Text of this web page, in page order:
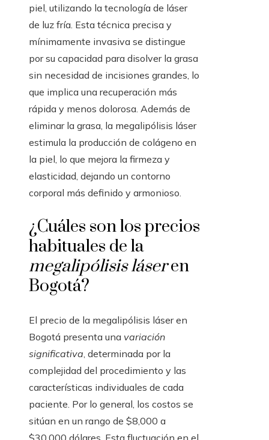
piel, utilizando la tecnología de láser
de luz fría. Esta técnica precisa y
mínimamente invasiva se distingue
por su capacidad para disolver la grasa
sin necesidad de incisiones grandes, lo
que implica una recuperación más
rápida y menos dolorosa. Además de
eliminar la grasa, la megalipólisis láser
estimula la producción de colágeno en
la piel, lo que mejora la firmeza y
elasticidad, dejando un contorno
corporal más definido y armonioso.
¿Cuáles son los precios
habituales de la
megalipólisis láseren
Bogotá?
El precio de la megalipólisis láser en
Bogotá presenta una variación
significativa, determinada por la
complejidad del procedimiento y las
características individuales de cada
paciente. Por lo general, los costos se
sitúan en un rango de $8,000 a